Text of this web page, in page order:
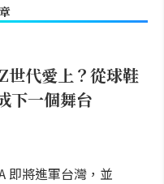
代愛上？從球鞋
下一個舞台
即將進軍台灣，並